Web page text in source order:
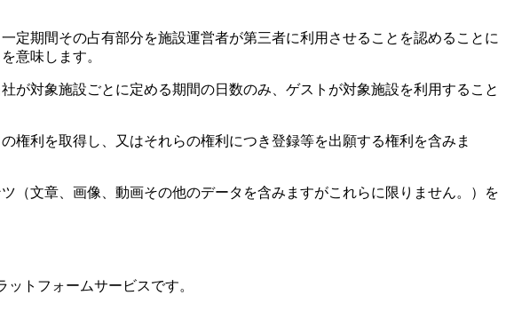
定期間その占有部分を施設運営者が第三者に利用させることを認めることに
意味します。
が対象施設ごとに定める期間の日数のみ、ゲストが対象施設を利用すること
権利を取得し、又はそれらの権利につき登録等を出願する権利を含みま
（文章、画像、動画その他のデータを含みますがこれらに限りません。）を
トフォームサービスです。